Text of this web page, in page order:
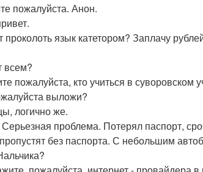
пожалуйста. Анон.
проколоть язык катетором? Заплачу
всем?
пожалуйста, кто учиться в суворовском
выложи?
логично же.
проблема. Потерял паспорт,
без паспорта. С небольшим